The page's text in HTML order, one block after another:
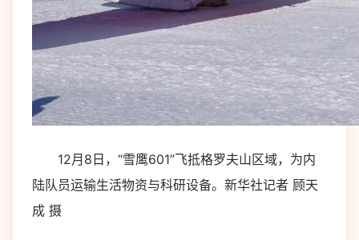
12月8日，“雪鹰601”飞抵格罗夫山区域，为内
陆队员运输生活物资与科研设备。新华社记者 顾天
成 摄